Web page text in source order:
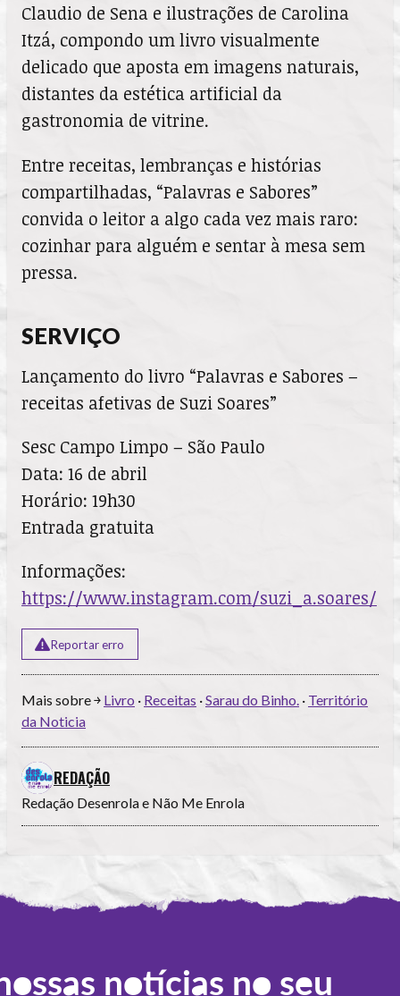
Claudio de Sena e ilustrações de Carolina
Itzá, compondo um livro visualmente
delicado que aposta em imagens naturais,
distantes da estética artificial da
gastronomia de vitrine.
Entre receitas, lembranças e histórias
compartilhadas, “Palavras e Sabores”
convida o leitor a algo cada vez mais raro:
cozinhar para alguém e sentar à mesa sem
pressa.
SERVIÇO
Lançamento do livro “Palavras e Sabores –
receitas afetivas de Suzi Soares”
Sesc Campo Limpo – São Paulo
Data: 16 de abril
Horário: 19h30
Entrada gratuita
Informações:
https://www.instagram.com/suzi_a.soares/
Reportar erro
Mais sobre ￫ Livro · Receitas ·Sarau do Binho. · Território
da Noticia
REDAÇÃO
Redação Desenrola e Não Me Enrola
notícias no seu